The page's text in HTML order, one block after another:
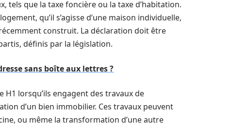
tels que la taxe foncière ou la taxe d’habitation.
qu’il s’agisse d’une maison individuelle,
construit. La déclaration doit être
définis par la législation.
sans boîte aux lettres ?
lorsqu’ils engagent des travaux de
d’un bien immobilier. Ces travaux peuvent
ou même la transformation d’une autre